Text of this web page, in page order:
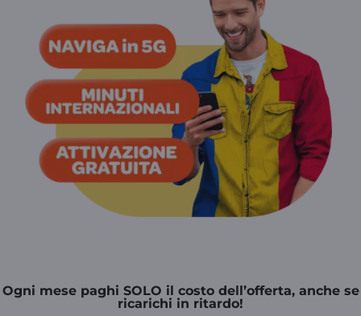
Ogni mese paghi SOLO il costo dell’offerta, anche se
ricarichi in ritardo!